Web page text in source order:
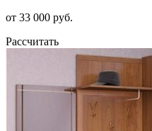
от 33 000 руб.
Рассчитать